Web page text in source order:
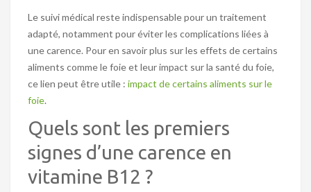
Le suivi médical reste indispensable pour un traitement
adapté, notamment pour éviter les complications liées à
une carence. Pour en savoir plus sur les effets de certains
aliments comme le foie et leur impact sur la santé du foie,
ce lien peut être utile : impact de certains aliments sur le
foie.
Quels sont les premiers
signes d’une carence en
vitamine B12 ?